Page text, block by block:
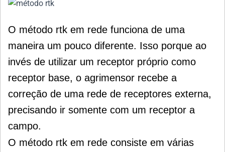
O método rtk em rede funciona de uma
maneira um pouco diferente. Isso porque ao
invés de utilizar um receptor próprio como
receptor base, o agrimensor recebe a
correção de uma rede de receptores externa,
precisando ir somente com um receptor a
campo.
O método rtk em rede consiste em várias